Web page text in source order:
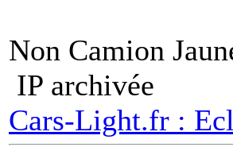
Non Camion
IP archivée
Cars-Light.fr :